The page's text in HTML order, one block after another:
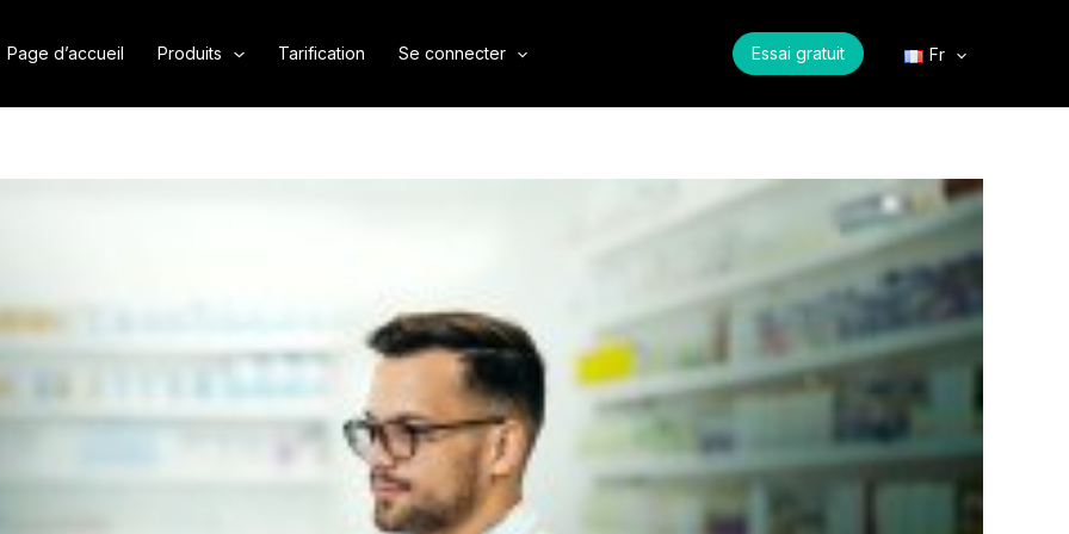
Page d’accueil Produits Tarification Se connecter Essai gratuit Fr